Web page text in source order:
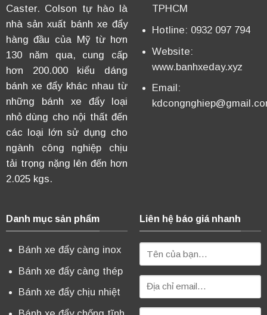
Caster. Colson tự hào là
nhà sản xuất bánh xe đẩy
hàng đầu của Mỹ từ hơn
130 năm qua, cung cấp
hơn 200.000 kiểu dáng
bánh xe đẩy khác nhau từ
những bánh xe đẩy loại
nhỏ dùng cho nội thất đến
các loại lớn sử dụng cho
ngành công nghiệp chịu
tải trọng nặng lên đến hơn
2.025 kgs.
TPHCM
Hotline: 0932 097 794
Website:
www.banhxeday.xyz
Email:
Danh mục sản phẩm
Bánh xe đẩy càng inox
Bánh xe đẩy càng thép
Bánh xe đẩy chịu nhiệt
Liên hệ báo giá nhanh